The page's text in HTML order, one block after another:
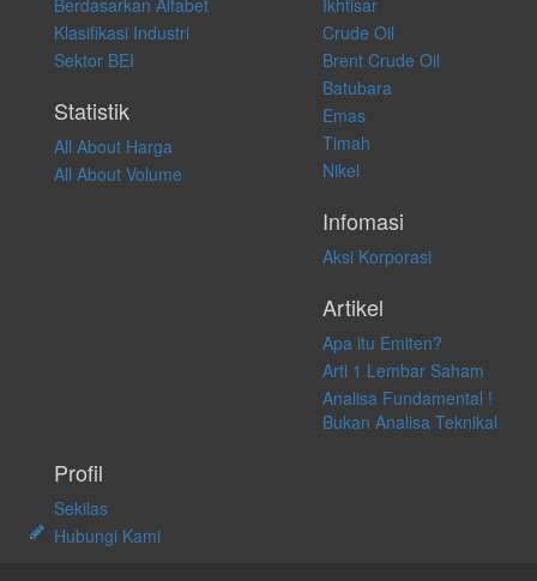
transaksi perdagangan apapun, dan kami tidak bertanggung jawab
atas keputusan investasi yang dilakukan dalam kondisi dan situasi
apapun juga, yang diakibatkan secara langsung maupun tidak
langsung atas konten pada website ini.
Berdasarkan Alfabet
Klasifikasi Industri
Sektor BEI
Statistik
All About Harga
All About Volume
Ikhtisar
Crude Oil
Brent Crude Oil
Batubara
Emas
Timah
Nikel
Infomasi
Aksi Korporasi
Artikel
Apa itu Emiten?
Arti 1 Lembar Saham
Analisa Fundamental !
Bukan Analisa Teknikal
Profil
Sekilas
Hubungi Kami